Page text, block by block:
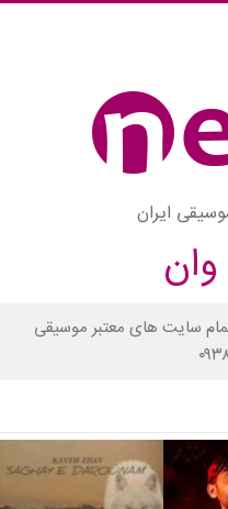
ایران
سایت های معتبر موسیقی
۶۹۲